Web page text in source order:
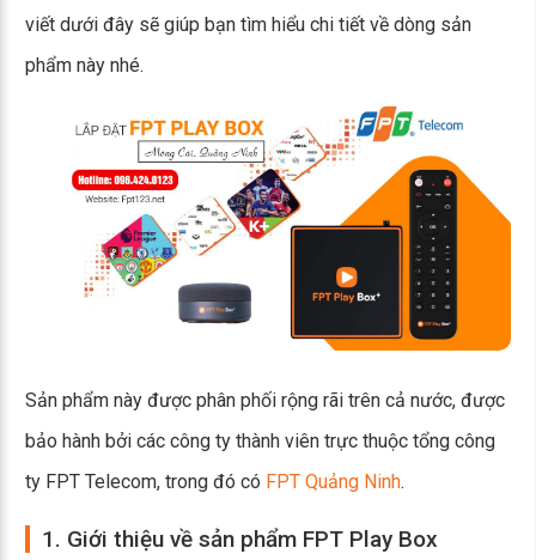
viết dưới đây sẽ giúp bạn tìm hiểu chi tiết về dòng sản
phẩm này nhé.
Sản phẩm này được phân phối rộng rãi trên cả nước, được
bảo hành bởi các công ty thành viên trực thuộc tổng công
ty FPT Telecom, trong đó có FPT Quảng Ninh.
1. Giới thiệu về sản phẩm FPT Play Box